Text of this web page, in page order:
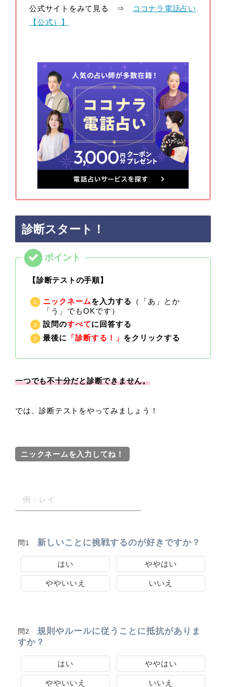
公式サイトをみて見る ⇒
ココナラ電話占い
【公式）】
診断スタート！
【診断テストの手順】
ニックネームを入力する
（「あ」とか
「う」でもOKです）
設問のすべてに回答する
最後に
「診断する！」 をクリックする
一つでも不十分だと診断できません。
では、診断テストをやってみましょう！
ニックネームを入力してね！
問1 新しいことに挑戦するのが好きですか？
はい ややはい
ややいいえ いいえ
問2
規則やルールに従うことに抵抗がありま
すか？
はい ややはい
ややいいえ いいえ